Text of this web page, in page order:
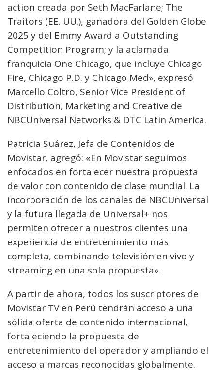
action creada por Seth MacFarlane; The
Traitors (EE. UU.), ganadora del Golden Globe
2025 y del Emmy Award a Outstanding
Competition Program; y la aclamada
franquicia One Chicago, que incluye Chicago
Fire, Chicago P.D. y Chicago Med», expresó
Marcello Coltro, Senior Vice President of
Distribution, Marketing and Creative de
NBCUniversal Networks & DTC Latin America.
Patricia Suárez, Jefa de Contenidos de
Movistar, agregó: «En Movistar seguimos
enfocados en fortalecer nuestra propuesta
de valor con contenido de clase mundial. La
incorporación de los canales de NBCUniversal
y la futura llegada de Universal+ nos
permiten ofrecer a nuestros clientes una
experiencia de entretenimiento más
completa, combinando televisión en vivo y
streaming en una sola propuesta».
A partir de ahora, todos los suscriptores de
Movistar TV en Perú tendrán acceso a una
sólida oferta de contenido internacional,
fortaleciendo la propuesta de
entretenimiento del operador y ampliando el
acceso a marcas reconocidas globalmente.